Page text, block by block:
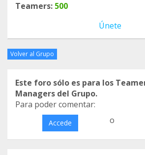
Teamers: 500
Únete
Volver al Grupo
Este foro sólo es para los
Managers del Grupo.
Para poder comentar:
Accede o